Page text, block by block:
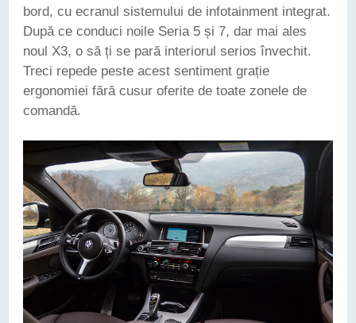
bord, cu ecranul sistemului de infotainment integrat.
După ce conduci noile Seria 5 și 7, dar mai ales
noul X3, o să ți se pară interiorul serios învechit.
Treci repede peste acest sentiment grație
ergonomiei fără cusur oferite de toate zonele de
comandă.